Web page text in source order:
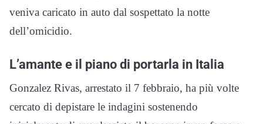
veniva caricato in auto dal sospettato la notte
dell’omicidio.
L’amante e il piano di portarla in Italia
Gonzalez Rivas, arrestato il 7 febbraio, ha più volte
cercato di depistare le indagini sostenendo